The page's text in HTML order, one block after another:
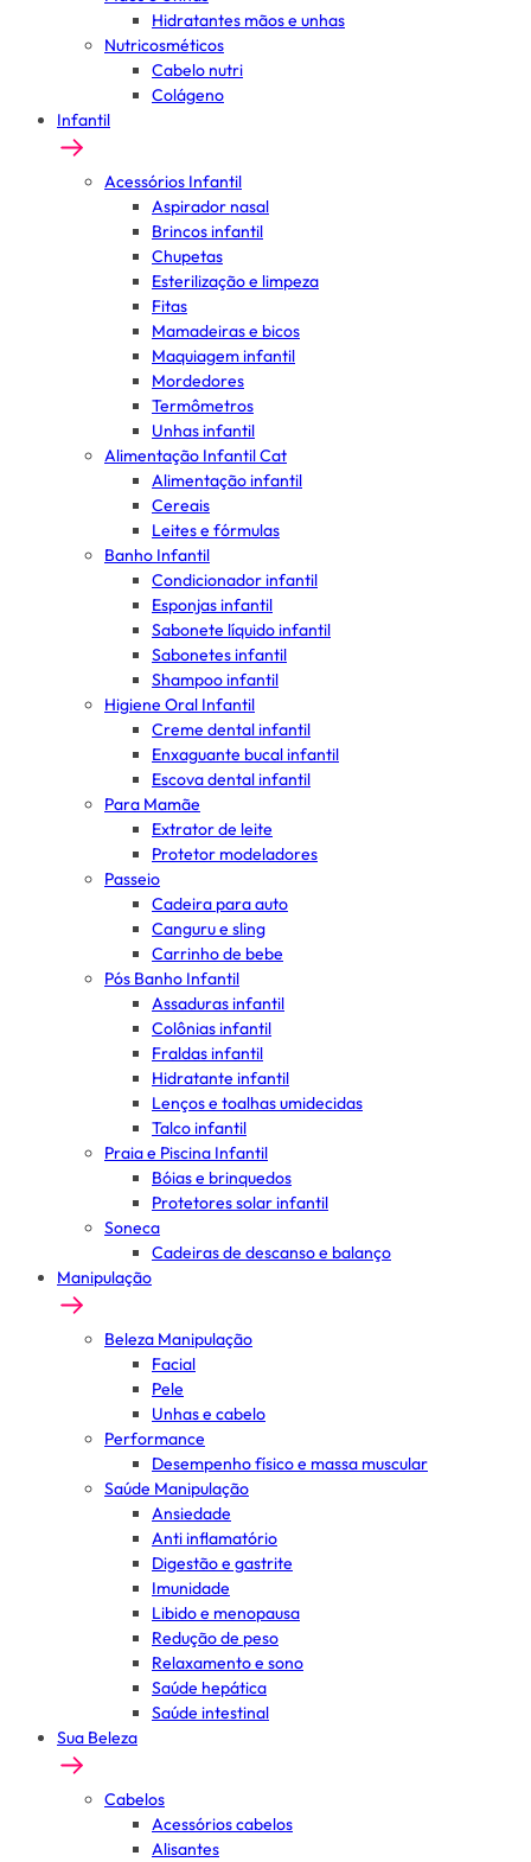
Hidratantes mãos e unhas
Nutricosméticos
Cabelo nutri
Colágeno
Infantil
Acessórios Infantil
Aspirador nasal
Brincos infantil
Chupetas
Esterilização e limpeza
Fitas
Mamadeiras e bicos
Maquiagem infantil
Mordedores
Termômetros
Unhas infantil
Alimentação Infantil Cat
Alimentação infantil
Cereais
Leites e fórmulas
Banho Infantil
Condicionador infantil
Esponjas infantil
Sabonete líquido infantil
Sabonetes infantil
Shampoo infantil
Higiene Oral Infantil
Creme dental infantil
Enxaguante bucal infantil
Escova dental infantil
Para Mamãe
Extrator de leite
Protetor modeladores
Passeio
Cadeira para auto
Canguru e sling
Carrinho de bebe
Pós Banho Infantil
Assaduras infantil
Colônias infantil
Fraldas infantil
Hidratante infantil
Lenços e toalhas umidecidas
Talco infantil
Praia e Piscina Infantil
Bóias e brinquedos
Protetores solar infantil
Soneca
Cadeiras de descanso e balanço
Manipulação
Beleza Manipulação
Facial
Pele
Unhas e cabelo
Performance
Desempenho físico e massa muscular
Saúde Manipulação
Ansiedade
Anti inflamatório
Digestão e gastrite
Imunidade
Libido e menopausa
Redução de peso
Relaxamento e sono
Saúde hepática
Saúde intestinal
Sua Beleza
Cabelos
Acessórios cabelos
Alisantes